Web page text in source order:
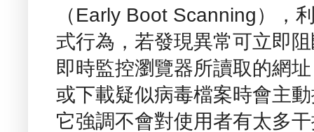
（Early Boot Scanning），
式行為，若發現異常可立即
即時監控瀏覽器所讀取的網
或下載疑似病毒檔案時會主
它強調不會對使用者有太多